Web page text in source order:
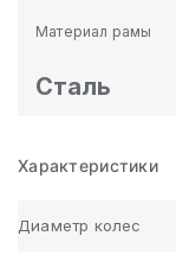
Материал рамы
Сталь
Характеристики
Диаметр колес